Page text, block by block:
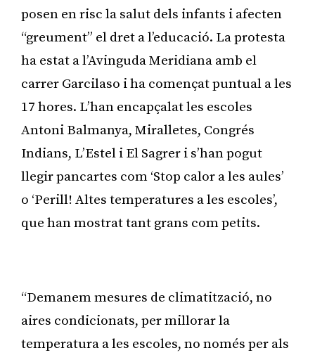
posen en risc la salut dels infants i afecten
“greument” el dret a l’educació. La protesta
ha estat a l’Avinguda Meridiana amb el
carrer Garcilaso i ha començat puntual a les
17 hores. L’han encapçalat les escoles
Antoni Balmanya, Miralletes, Congrés
Indians, L’Estel i El Sagrer i s’han pogut
llegir pancartes com ‘Stop calor a les aules’
o ‘Perill! Altes temperatures a les escoles’,
que han mostrat tant grans com petits.
“Demanem mesures de climatització, no
aires condicionats, per millorar la
temperatura a les escoles, no només per als